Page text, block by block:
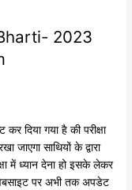
2023
कर दिया गया है की परीक्षा
जाएगा साथियों के द्वारा
में ध्यान देना हो इसके लेकर
पर अभी तक अपडेट